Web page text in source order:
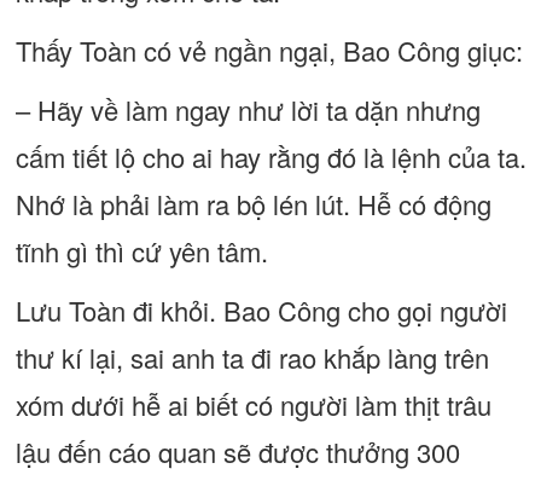
Thấy Toàn có vẻ ngần ngại, Bao Công giục:
– Hãy về làm ngay như lời ta dặn nhưng
cấm tiết lộ cho ai hay rằng đó là lệnh của ta.
Nhớ là phải làm ra bộ lén lút. Hễ có động
tĩnh gì thì cứ yên tâm.
Lưu Toàn đi khỏi. Bao Công cho gọi người
thư kí lại, sai anh ta đi rao khắp làng trên
xóm dưới hễ ai biết có người làm thịt trâu
lậu đến cáo quan sẽ được thưởng 300